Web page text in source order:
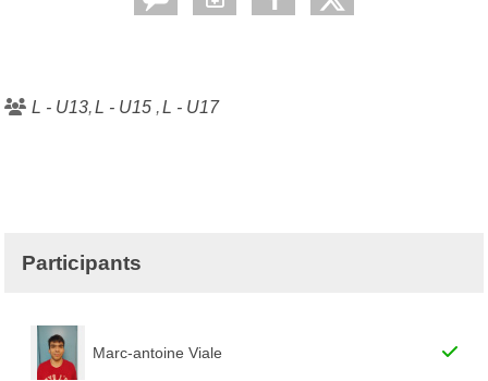
L - U13 L - U15 L - U17
Participants
Marc-antoine Viale